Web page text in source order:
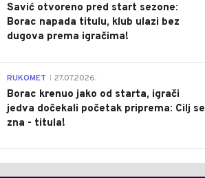
Savić otvoreno pred start sezone:
Borac napada titulu, klub ulazi bez
dugova prema igračima!
RUKOMET 27.07.2026.
Borac krenuo jako od starta, igrači
jedva dočekali početak priprema: Cilj se
zna - titula!